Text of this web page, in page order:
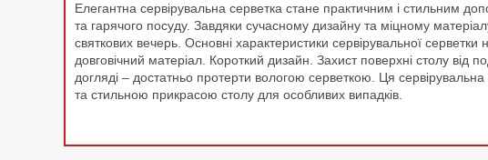
Елегантна сервірувальна серветка стане практичним і стильним
та гарячого посуду. Завдяки сучасному дизайну та міцному
святкових вечерь. Основні характеристики сервірувальної
довговічний матеріал. Короткий дизайн. Захист поверхні столу від
догляді – достатньо протерти вологою серветкою. Ця
та стильною прикрасою столу для особливих випадків.